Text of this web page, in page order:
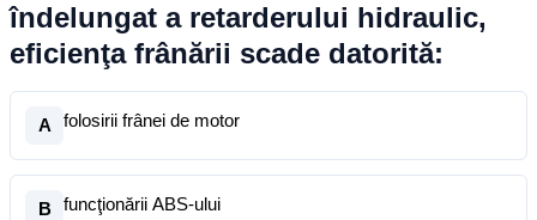
îndelungat a retarderului hidraulic,
eficienţa frânării scade datorită:
A folosirii frânei de motor
B funcţionării ABS-ului